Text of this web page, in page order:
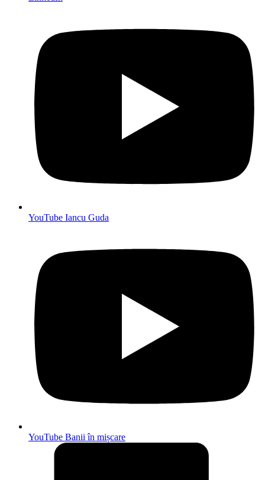
YouTube Iancu Guda
YouTube Banii în mișcare